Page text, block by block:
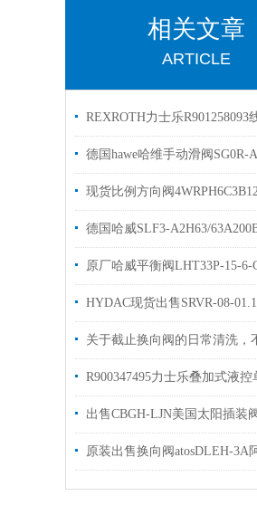
相关文章
ARTICLE
出售CBGH-LJN美国太阳插装